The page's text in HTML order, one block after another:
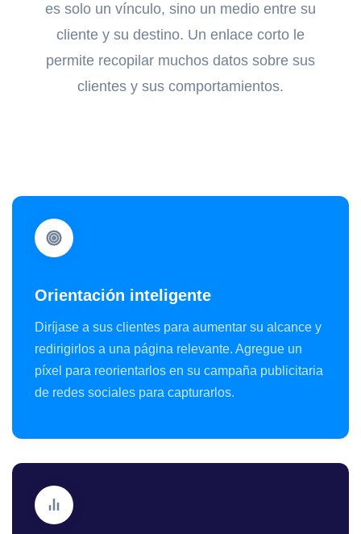
es solo un vínculo, sino un medio entre su
cliente y su destino. Un enlace corto le
permite recopilar muchos datos sobre sus
clientes y sus comportamientos.
Orientación inteligente
Diríjase a sus clientes para aumentar su alcance y
redirigirlos a una página relevante. Agregue un
píxel para reorientarlos en su campaña publicitaria
de redes sociales para capturarlos.